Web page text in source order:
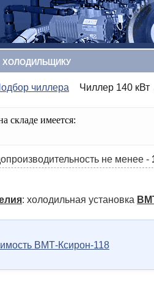
ХОЛОДИЛЬЩИКУ
чиллера Чиллер 140 кВт
складе имеется:
не менее -
: холодильная установка
ВМТ-Ксирон-118